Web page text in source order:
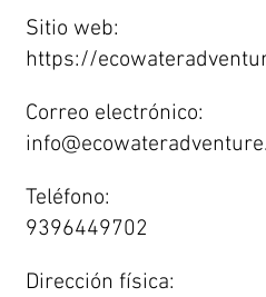
Sitio web:
https://
Correo electrónico:
Teléfono:
9396449702
Dirección física: